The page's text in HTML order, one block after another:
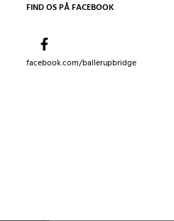
FIND OS PÅ FACEBOOK
facebook.com/ballerupbridge